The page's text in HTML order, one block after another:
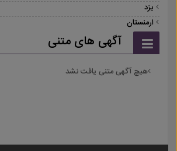
یزد
ارمنستان
آگهی های متنی
هیچ آگهی متنی یافت نشد